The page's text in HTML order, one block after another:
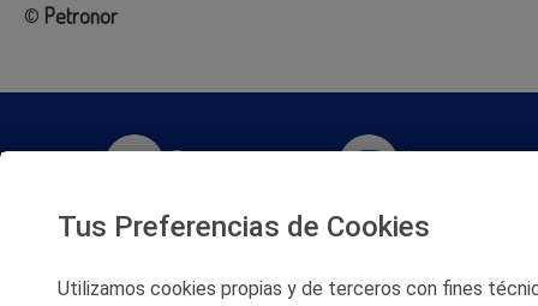
© Petronor
Twitter
Facebook
Youtube
Instagram
Slideshare
Soundcloud
Tus Preferencias de Cookies
Utilizamos cookies propias y de terceros con fines